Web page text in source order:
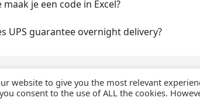
maak je een code in Excel?
UPS guarantee overnight delivery?
© 2026
website to give you the most relevant
you consent to the use of ALL the cookies.